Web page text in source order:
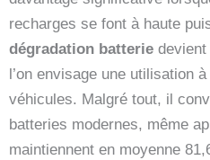
recharges se font à haute
dégradation batterie
l’on envisage une utilisation
véhicules. Malgré tout, il
batteries modernes, même
maintiennent en moyenne